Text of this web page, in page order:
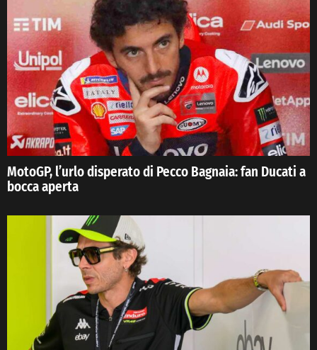
MotoGP, l’urlo disperato di Pecco Bagnaia: fan Ducati a
bocca aperta